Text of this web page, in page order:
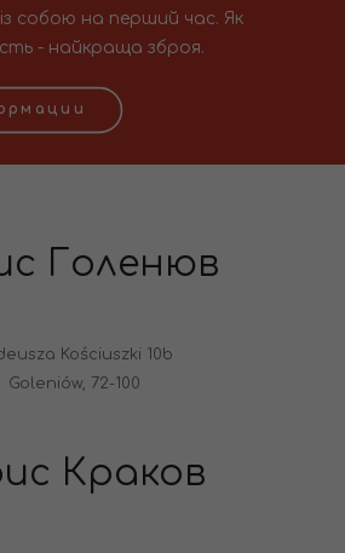
собою на перший час. Як
- найкраща зброя.
Голенюв
Kościuszki 10b
Goleniów, 72-100
Краков